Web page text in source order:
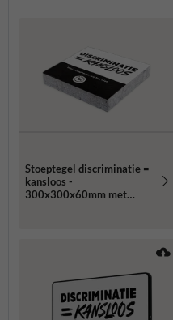
Stoeptegel discriminatie =
kansloos -
300x300x60mm met